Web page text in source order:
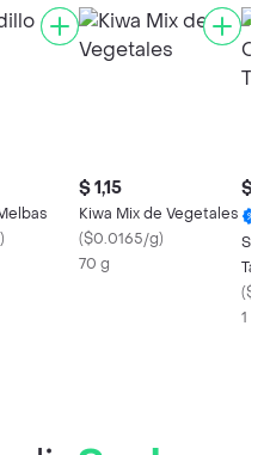
)
$ 1,15
Kiwa Mix de Vegetales
($0.0165/g)
70 g
$
(
1 X